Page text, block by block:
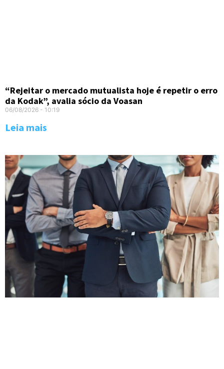
“Rejeitar o mercado mutualista hoje é repetir o erro
da Kodak”, avalia sócio da Voasan
06/08/2026 10:19
Leia mais